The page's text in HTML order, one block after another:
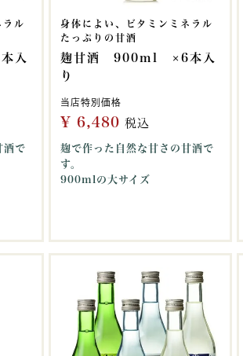
ラル
入
酒で
身体によい、ビタミンミネラル
たっぷりの甘酒
麹甘酒 900ml ×6本入
り
当店特別価格
¥ 6,480 税込
麹で作った自然な甘さの甘酒で
す。
900mlの大サイズ